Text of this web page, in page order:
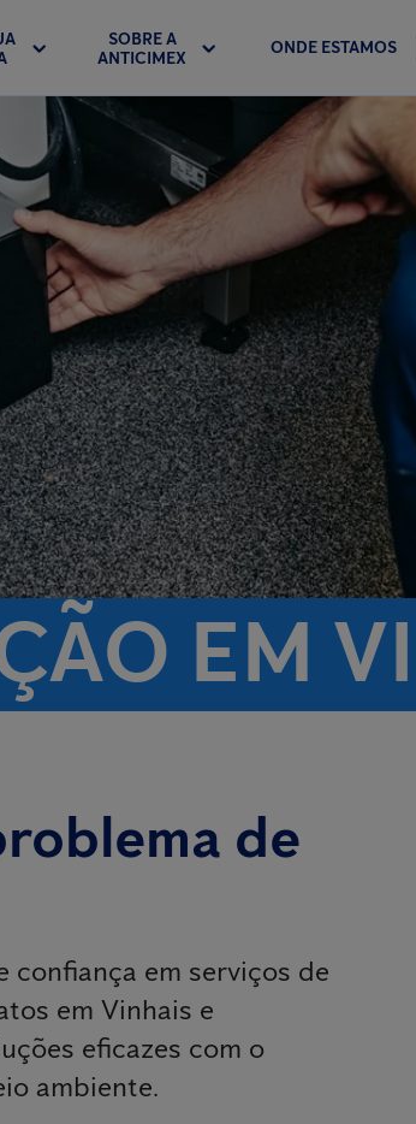
SOBRE A
ANTICIMEX
ONDE ESTAMOS
EM
de
confiança em serviços de
em Vinhais e
eficazes com o
ambiente.